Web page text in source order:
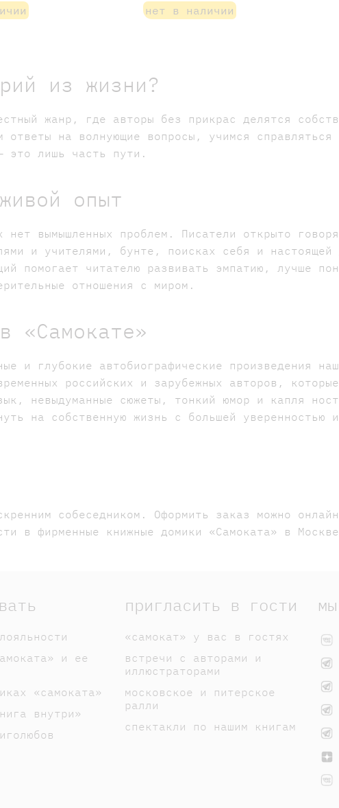
нет в наличии
из жизни?
жанр, где авторы без прикрас делятся
на волнующие вопросы, учимся справляться
это лишь часть пути.
опыт
вымышленных проблем. Писатели открыто
и учителями, бунте, поисках себя и настоящей
помогает читателю развивать эмпатию, лучше
отношения с миром.
«Самокате»
и глубокие автобиографические произведения
российских и зарубежных авторов, которые
невыдуманные сюжеты, тонкий юмор и капля
на собственную жизнь с большей уверенностью и
собеседником. Оформить заказ можно
в фирменные книжные домики «Самоката» в
и ее
«самоката»
внутри»
пригласить в гости
«самокат» у вас в гостях
встречи с авторами и
иллюстраторами
московское и питерское
ралли
спектакли по нашим книгам